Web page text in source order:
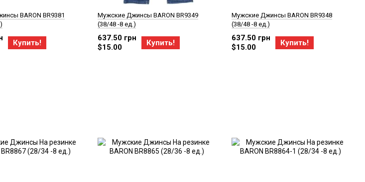
BARON BR9381
Купить!
Мужские Джинсы BARON BR9349
(38/48 -8 ед.)
637.50 грн
$15.00
Купить!
Мужские Джинсы BARON BR9348
(38/48 -8 ед.)
637.50 грн
$15.00
Купить!